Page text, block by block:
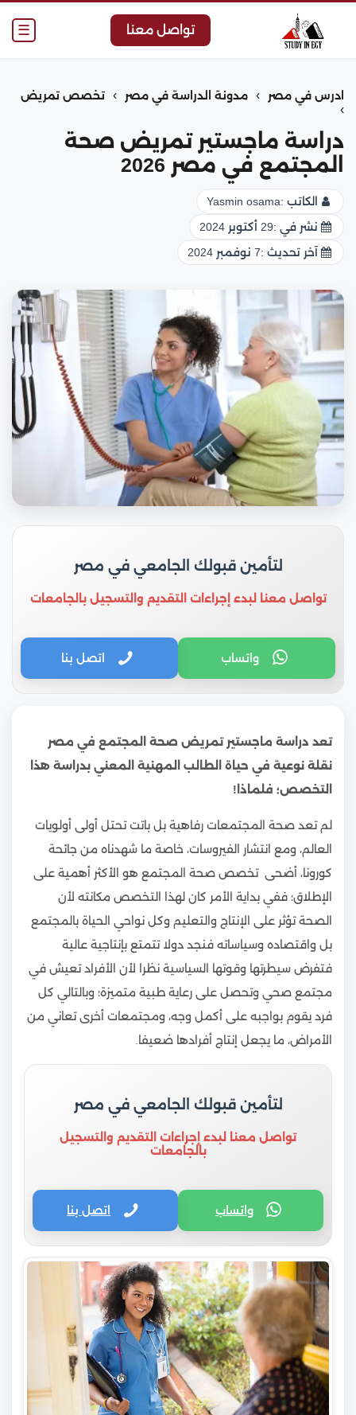
☰ تواصل معنا
ادرس في مصر › مدونة الدراسة في مصر › تخصص تمريض
›
دراسة ماجستير تمريض صحة
المجتمع في مصر 2026
الكاتب :Yasmin osama
نشر في :29 أكتوبر 2024
آخر تحديث :7 نوفمبر 2024
لتأمين قبولك الجامعي في مصر
تواصل معنا لبدء إجراءات التقديم والتسجيل بالجامعات
واتساب اتصل بنا
تعد دراسة ماجستير تمريض صحة المجتمع في مصر
نقلة نوعية في حياة الطالب المهنية المعني بدراسة هذا
التخصص؛ فلماذا!
لم تعد صحة المجتمعات رفاهية بل باتت تحتل أولى أولويات
العالم، ومع انتشار الفيروسات، خاصة ما شهدناه من جائحة
كورونا، أضحى تخصص صحة المجتمع هو الأكثر أهمية على
الإطلاق؛ ففي بداية الأمر كان لهذا التخصص مكانته لأن
الصحة تؤثر على الإنتاج والتعليم وكل نواحي الحياة بالمجتمع
بل واقتصاده وسياساته فنجد دولا تتمتع بإنتاجية عالية
فتفرض سيطرتها وقوتها السياسية نظرا لأن الأفراد تعيش في
مجتمع صحي وتحصل على رعاية طبية متميزة؛ وبالتالي كل
فرد يقوم بواجبه على أكمل وجه، ومجتمعات أخرى تعاني من
الأمراض، ما يجعل إنتاج أفرادها ضعيفا.
لتأمين قبولك الجامعي في مصر
تواصل معنا لبدء إجراءات التقديم والتسجيل
بالجامعات
واتساب اتصل بنا